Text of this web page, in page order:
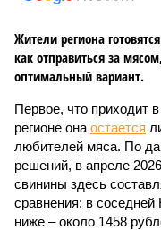
Жители региона
как отправиться за
оптимальный вариант.
Первое, что приходит
регионе она остается
любителей мяса. По
решений, в апреле
свинины здесь
сравнения: в соседней
ниже – около 1458